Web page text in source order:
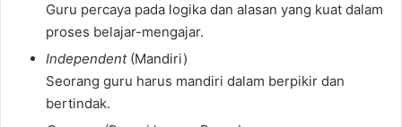
Guru percaya pada logika dan alasan yang kuat dalam
proses belajar-mengajar.
Independent(Mandiri)
Seorang guru harus mandiri dalam berpikir dan
bertindak.